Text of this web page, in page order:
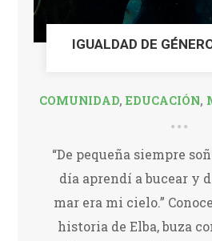
IGUALDAD DE
COMUNIDAD, EDUCACIÓN,
“De pequeña siempre
día aprendí a bucear y
mar era mi cielo.”
historia de Elba, buza